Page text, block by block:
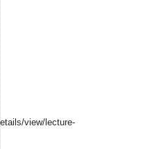
ails/view/lecture-